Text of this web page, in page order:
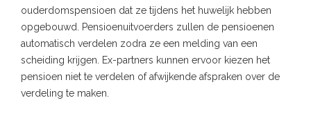
ouderdomspensioen dat ze tijdens het huwelijk hebben
opgebouwd. Pensioenuitvoerders zullen de pensioenen
automatisch verdelen zodra ze een melding van een
scheiding krijgen. Ex-partners kunnen ervoor kiezen het
pensioen niet te verdelen of afwijkende afspraken over de
verdeling te maken.